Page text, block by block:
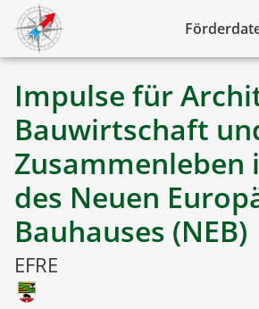
Impulse für
Bauwirtschaft
Zusammenleben
des Neuen
Bauhauses (NEB)
EFRE